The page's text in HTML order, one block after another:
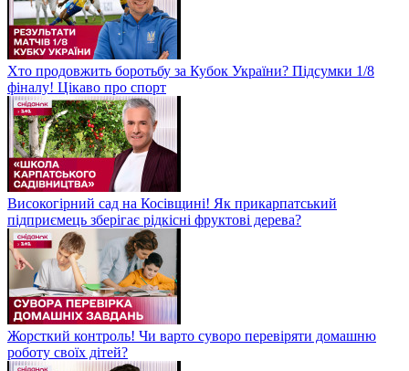
Хто продовжить боротьбу за Кубок України? Підсумки 1/8
фіналу! Цікаво про спорт
Високогірний сад на Косівщині! Як прикарпатський
підприємець зберігає рідкісні фруктові дерева?
Жорсткий контроль! Чи варто суворо перевіряти домашню
роботу своїх дітей?